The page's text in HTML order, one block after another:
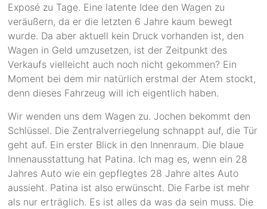
Exposé zu Tage. Eine latente Idee den Wagen zu
veräußern, da er die letzten 6 Jahre kaum bewegt
wurde. Da aber aktuell kein Druck vorhanden ist, den
Wagen in Geld umzusetzen, ist der Zeitpunkt des
Verkaufs vielleicht auch noch nicht gekommen? Ein
Moment bei dem mir natürlich erstmal der Atem stockt,
denn dieses Fahrzeug will ich eigentlich haben.
Wir wenden uns dem Wagen zu. Jochen bekommt den
Schlüssel. Die Zentralverriegelung schnappt auf, die Tür
geht auf. Ein erster Blick in den Innenraum. Die blaue
Innenausstattung hat Patina. Ich mag es, wenn ein 28
Jahres Auto wie ein gepflegtes 28 Jahre altes Auto
aussieht. Patina ist also erwünscht. Die Farbe ist mehr
als nur erträglich. Es ist alles da was da sein muss. Die